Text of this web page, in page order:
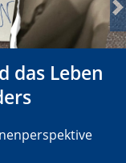
das Leben